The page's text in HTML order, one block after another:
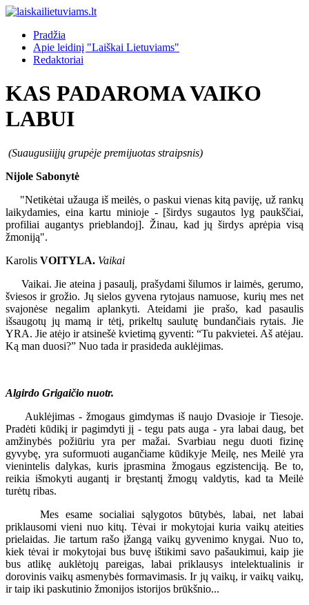
Pradžia
Apie leidinį "Laiškai Lietuviams"
Redaktoriai
KAS PADAROMA VAIKO
LABUI
(Suaugusiiįjų grupėje premijuotas straipsnis)
Nijole Sabonytė
"Netikėtai užauga iš meilės, o paskui vienas kitą paviję, už rankų
laikydamies, eina kartu minioje - [širdys sugautos lyg paukščiai,
profiliai augantys prieblandoj]. Žinau, kad jų širdys aprėpia visą
žmoniją".
Karolis VOITYLA. Vaikai
Vaikai. Jie ateina j pasaulį, prašydami šilumos ir laimės, gerumo,
šviesos ir grožio. Jų sielos gyvena rytojaus namuose, kurių mes net
svajonėse negalim aplankyti. Ateidami jie prašo, kad pasaulis
išsaugotų jų mamą ir tėtį, prikeltų saulutę bundančiais rytais. Jie
YRA. Jie atėjo ir atsinešė kvietimą gyventi: “Tu pakvietei. Aš atėjau.
Ką man duosi?” Nuo tada ir prasideda auklėjimas.
Algirdo Grigaičio nuotr.
Auklėjimas - žmogaus gimdymas iš naujo Dvasioje ir Tiesoje.
Pradėti kūdikį ir pagimdyti jį - tegu pats auga - yra labai daug, bet
amžinybės požiūriu yra per mažai. Svarbiau negu duoti fizinę
gyvybę, yra suformuoti augančiame kūdikyje Meilę, nes Meilė yra
vienintelis dalykas, kuris įprasmina žmogaus egzistenciją. Be to,
reikia išmokyti augantį ir bręstantį žmogų valdytis, kad ta Meilė
turėtų ribas.
Mes esame socialiai sąlygotos būtybės, labai, net labai
priklausomi vieni nuo kitų. Tėvai ir mokytojai kuria vaikų ateities
prielaidas. Jie tartum rašo įžangą vaikų gyvenimo knygai. Nuo to,
kiek tėvai ir mokytojai bus buvę ištikimi savo pašaukimui, kaip jie
bus atlikę auklėtojų pareigas, labai priklausys intelektualinis ir
dorovinis vaikų asmenybės formavimasis. Ir jų vaikų, ir vaikų vaikų,
ir taip iki paskutinio žmonijos istorijos brūkšnio...